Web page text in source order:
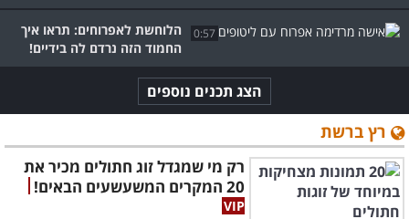
0:57
הלוחשת לאפרוחים: תראו איך
החמוד הזה נרדם לה בידיים!
הצג תכנים נוספים
רץ ברשת
רק מי שמגדל זוג חתולים מכיר את
20 המקרים המשעשעים הבאים!